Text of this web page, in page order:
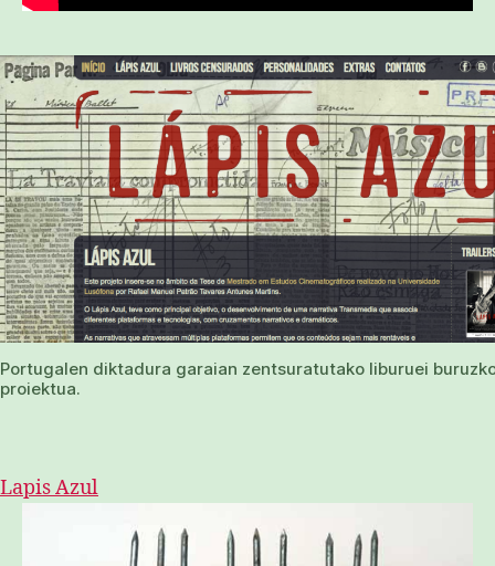
Portugalen diktadura garaian zentsuratutako liburuei
proiektua.
Lapis Azul